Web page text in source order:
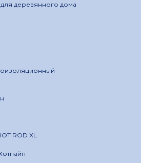
деревянного дома
ROD XL